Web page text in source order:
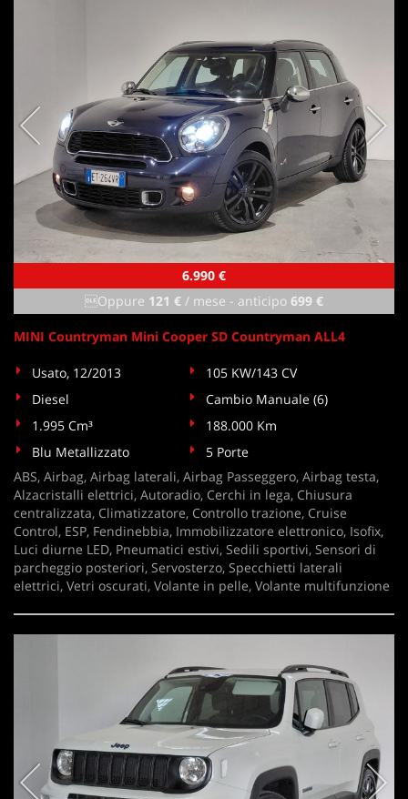
6.990 €
Oppure 121 € / mese - anticipo 699 €
MINI Countryman Mini Cooper SD Countryman ALL4
Usato, 12/2013
105 KW/143 CV
Diesel
Cambio Manuale (6)
1.995 Cm³
188.000 Km
Blu Metallizzato
5 Porte
ABS, Airbag, Airbag laterali, Airbag Passeggero, Airbag testa,
Alzacristalli elettrici, Autoradio, Cerchi in lega, Chiusura
centralizzata, Climatizzatore, Controllo trazione, Cruise
Control, ESP, Fendinebbia, Immobilizzatore elettronico, Isofix,
Luci diurne LED, Pneumatici estivi, Sedili sportivi, Sensori di
parcheggio posteriori, Servosterzo, Specchietti laterali
elettrici, Vetri oscurati, Volante in pelle, Volante multifunzione
Cookie necessari
Cookie delle preferenze
Cookie per il miglioramento dell'esperienza utente
Cookie analitici
Cookie di marketing
la
policy
Salva
impostazioni